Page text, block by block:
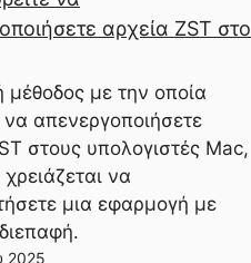
αρχεία ZST στο
με την οποία
να απενεργοποιήσετε
στους υπολογιστές Mac,
να
μια εφαρμογή με
2025